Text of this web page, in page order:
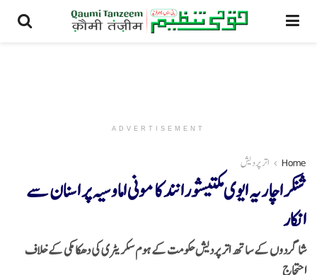
ADVERTISEMENT
Home اتر پردیش
شنکراچاریہ ایوی مکتیشورانند کا مونی اماوسیہ پر اسنان سے
انکار
شاگردوں کے ساتھ اتر پردیش حکومت کے ہوم سکریٹری کی دھکا مکی کے خلاف
احتجاج